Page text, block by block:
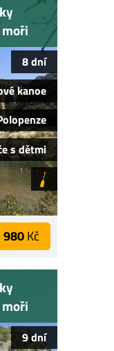
8 dní
kanoe
s dětmi
980Kč
9 dní